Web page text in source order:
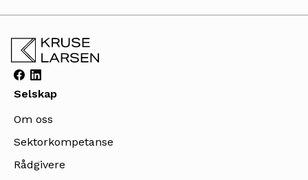
Selskap
Om oss
Sektorkompetanse
Rådgivere